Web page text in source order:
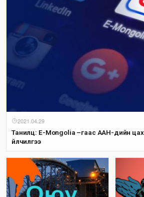
2021.04.29
Танилц: E-Mongolia –гаас ААН-үүдийн
үйлчилгээ